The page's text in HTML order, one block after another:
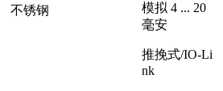
不锈钢
模拟 4 ... 20
毫安
推挽式/IO-Li
nk